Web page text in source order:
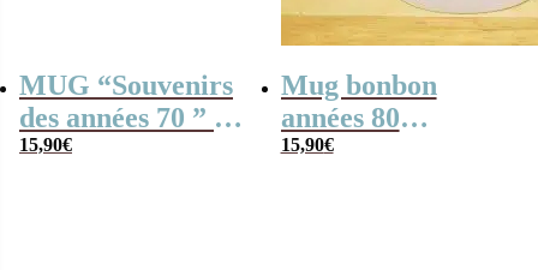
MUG “Souvenirs
des années 70 ” –
Bonbons rétro 70
15,90€
Mug bonbon
années 80
“J’adore quand un
15,90€